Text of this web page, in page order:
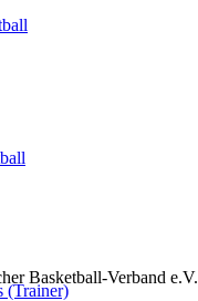
(Trainer)
Basketball-Verband e.V.